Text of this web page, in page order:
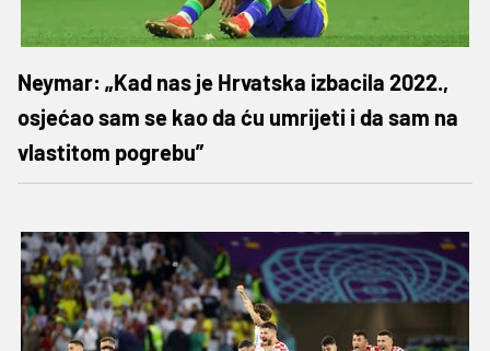
Neymar: „Kad nas je Hrvatska izbacila 2022.,
osjećao sam se kao da ću umrijeti i da sam na
vlastitom pogrebu”